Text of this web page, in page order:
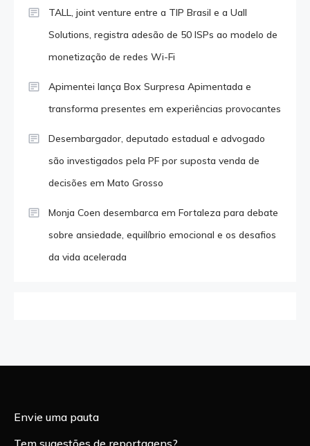
TALL, joint venture entre a TIP Brasil e a Uall
Solutions, registra adesão de 50 ISPs ao modelo de
monetização de redes Wi-Fi
Apimentei lança Box Surpresa Apimentada e
transforma presentes em experiências provocantes
Desembargador, deputado estadual e advogado
são investigados pela PF por suposta venda de
decisões em Mato Grosso
Monja Coen desembarca em Fortaleza para debate
sobre ansiedade, equilíbrio emocional e os desafios
da vida acelerada
Envie uma pauta
Tem sugestões de reportagens?